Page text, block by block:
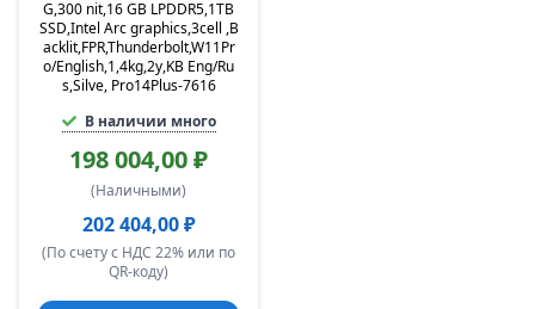
G,300 nit,16 GB LPDDR5,1TB
SSD,Intel Arc graphics,3cell ,B
acklit,FPR,Thunderbolt,W11Pr
o/English,1,4kg,2y,KB Eng/Ru
s,Silve, Pro14Plus-7616
В наличии много
198 004,00 ₽
(Наличными)
202 404,00 ₽
(По счету с НДС 22% или по
QR-коду)